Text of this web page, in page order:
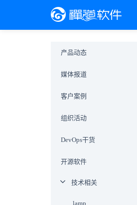
产品动态
媒体报道
客户案例
组织活动
DevOps干货
开源软件
技术相关
lamp